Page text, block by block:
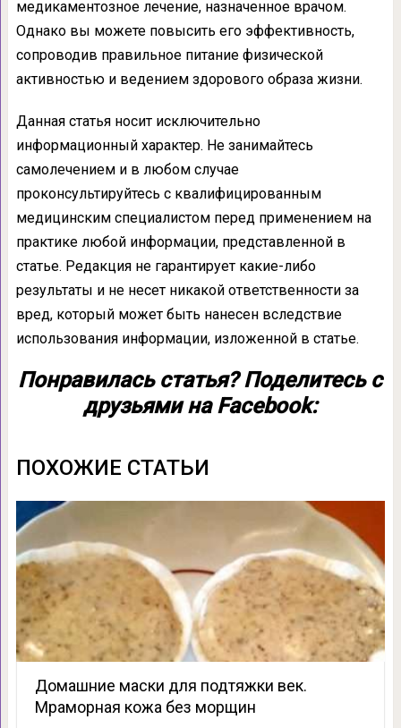
медикаментозное лечение, назначенное врачом.
Однако вы можете повысить его эффективность,
сопроводив правильное питание физической
активностью и ведением здорового образа жизни.
Данная статья носит исключительно
информационный характер. Не занимайтесь
самолечением и в любом случае
проконсультируйтесь с квалифицированным
медицинским специалистом перед применением на
практике любой информации, представленной в
статье. Редакция не гарантирует какие-либо
результаты и не несет никакой ответственности за
вред, который может быть нанесен вследствие
использования информации, изложенной в статье.
Понравилась статья? Поделитесь с
друзьями на Facebook:
ПОХОЖИЕ СТАТЬИ
Домашние маски для подтяжки век.
Мраморная кожа без морщин